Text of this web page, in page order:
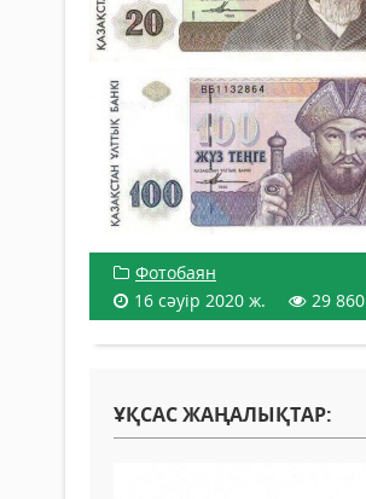
Фотобаян
16 сәуір 2020 ж.
29 860
ҰҚСАС ЖАҢАЛЫҚТАР: